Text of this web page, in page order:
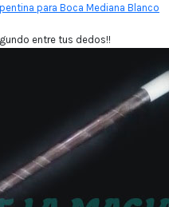
para Boca Mediana Blanco
entre tus dedos!!